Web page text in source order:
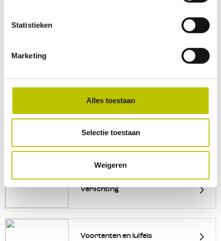
Statistieken
Marketing
Alles toestaan
Selectie toestaan
Weigeren
Sanitair
Verlichting
Voortenten en luifels